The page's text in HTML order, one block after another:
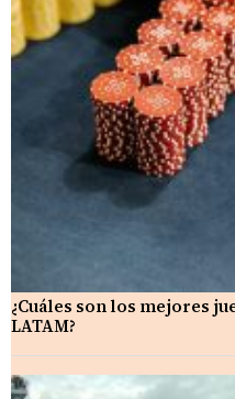
¿Cuáles son los mejores
LATAM?